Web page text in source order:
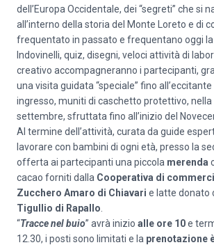
dell’Europa Occidentale, dei “segreti” che si
all’interno della storia del Monte Loreto e di
frequentato in passato e frequentano oggi la
Indovinelli, quiz, disegni, veloci attività di
creativo accompagneranno i partecipanti,
una visita guidata “speciale” fino
ingresso, muniti di caschetto protettivo, nella
settembre, sfruttata fino all’inizio del
Al termine dell’attività, curata da guide
lavorare con bambini di ogni età, presso la
offerta ai partecipanti una piccola merenda
cacao forniti dalla Cooperativa di
Zucchero Amaro di Chiavari e latte donato
Tigullio di Rapallo
“Tracce nel buio” avrà inizio alle ore 10e
12.30, i posti sono limitati e la prenotazione